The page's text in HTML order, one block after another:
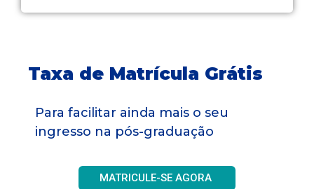
Taxa de Matrícula Grátis
Para facilitar ainda mais o seu
ingresso na pós-graduação
MATRICULE-SE AGORA